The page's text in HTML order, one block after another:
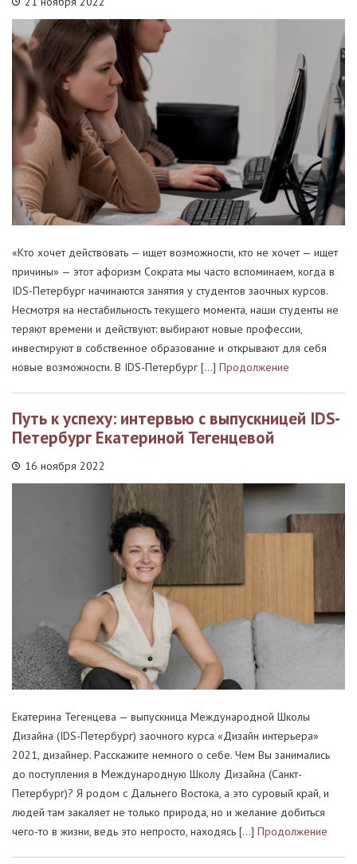
«Кто хочет действовать — ищет возможности, кто не хочет — ищет
причины» — этот афоризм Сократа мы часто вспоминаем, когда в
IDS-Петербург начинаются занятия у студентов заочных курсов.
Несмотря на нестабильность текущего момента, наши студенты не
теряют времени и действуют: выбирают новые профессии,
инвестируют в собственное образование и открывают для себя
новые возможности. В IDS-Петербург […] Продолжение
Путь к успеху: интервью с выпускницей IDS-
Петербург Екатериной Тегенцевой
16 ноября 2022
Екатерина Тегенцева — выпускница Международной Школы
Дизайна (IDS-Петербург) заочного курса «Дизайн интерьера»
2021, дизайнер. Расскажите немного о себе. Чем Вы занимались
до поступления в Международную Школу Дизайна (Санкт-
Петербург)? Я родом с Дальнего Востока, а это суровый край, и
людей там закаляет не только природа, но и желание добиться
чего-то в жизни, ведь это непросто, находясь […] Продолжение